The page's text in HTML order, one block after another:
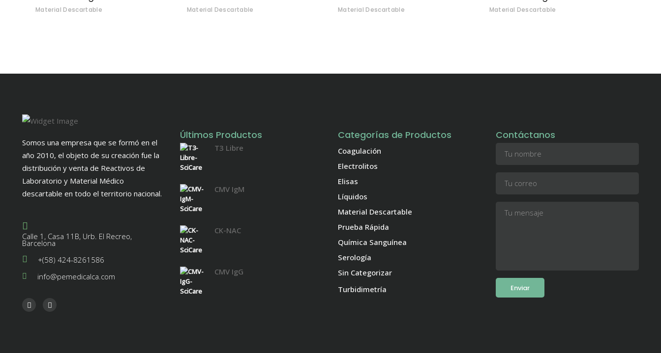
Material Descartable Material Descartable Material Descartable Material Descartable
Somos una empresa que se formó en el
año 2010, el objeto de su creación fue la
distribución y venta de Reactivos de
Laboratorio y Material Médico
descartable en todo el territorio nacional.
Calle 1, Casa 11B, Urb. El Recreo,
Barcelona
+(58) 424-8261586
info@pemedicalca.com
Últimos Productos
T3 Libre
CMV IgM
CK-NAC
CMV IgG
Categorías de Productos
Coagulación
Electrolitos
Elisas
Líquidos
Material Descartable
Prueba Rápida
Química Sanguínea
Serología
Sin Categorizar
Turbidimetría
Contáctanos